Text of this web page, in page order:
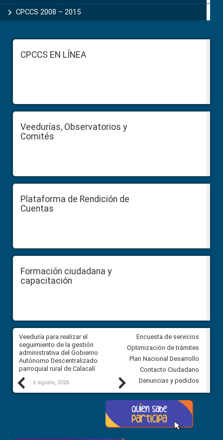
CPCCS 2008 – 2015
FooterCPCCS EN LÍNEA
Veedurías, Observatorios y
Comités
Plataforma de Rendición de
Cuentas
Formación ciudadana y
capacitación
Previous
Veeduría para realizar el
seguimiento de la gestión
administrativa del Gobierno
Autónomo Descentralizado
parroquial rural de Calacalí
6 agosto, 2026
Veeduría para vigilar los
derivados de la Audiencia
comunidad Urbina, parroquia
Carolina
5 agosto, 2026
Next
Encuesta de servicios
Optimización de trámites
Plan Nacional Desarrollo
Contacto Ciudadano
Denuncias y pedidos